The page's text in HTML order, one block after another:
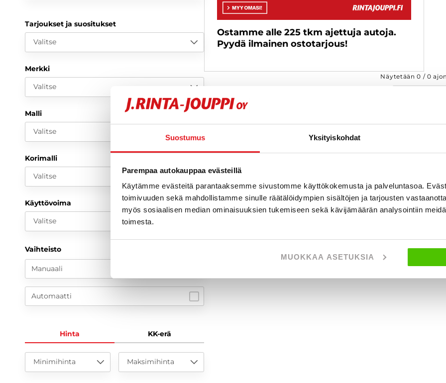
Suostumus Yksityiskohdat
Parempaa autokauppaa evästeillä
Käytämme evästeitä parantaaksemme sivustomme käyttökokemusta ja palveluntasoa.
toimivuuden sekä mahdollistamme sinulle räätälöidympien sisältöjen ja tarjousten
myös sosiaalisen median ominaisuuksien tukemiseen sekä kävijämäärän analysointiin
toimesta.
MUOKKAA ASETUKSIA
Tarjoukset ja suositukset
Valitse
Merkki
Valitse
Malli
Valitse
Korimalli
Valitse
Käyttövoima
Valitse
Vaihteisto
Manuaali
Automaatti
Hinta KK-erä
Minimihinta Maksimihinta
Ostamme alle 225 tkm ajettuja autoja.
Pyydä ilmainen ostotarjous!
Näytetään0 /0